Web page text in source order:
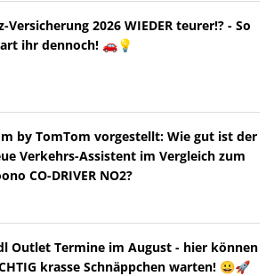
Versicherung 2026 WIEDER teurer!? - So
ihr dennoch! 🚗💡
by TomTom vorgestellt: Wie gut ist der
Verkehrs-Assistent im Vergleich zum
CO-DRIVER NO2?
Outlet Termine im August - hier können
krasse Schnäppchen warten! 😀🚀